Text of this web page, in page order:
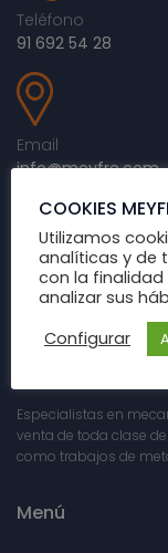
Teléfono
91 692 54 28
Email
info@meyfre.com
Horario
Lunes - Viernes:
Especialistas en
venta de toda clase
como trabajos de
Menú
COOKIES
Utilizamos
analíticas y de
con la finalidad
analizar sus
Configurar